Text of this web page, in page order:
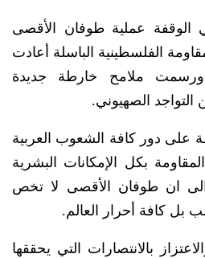
الوقفة عملية طوفان الأقصى
الفلسطينية الباسلة أعادت
ورسمت ملامح خارطة جديدة
الصهيوني.
على دور كافة الشعوب العربية
بكل الإمكانات البشرية
الى ان طوفان الأقصى لا تخص
كافة أحرار العالم.
بالانتصارات التي يحققها